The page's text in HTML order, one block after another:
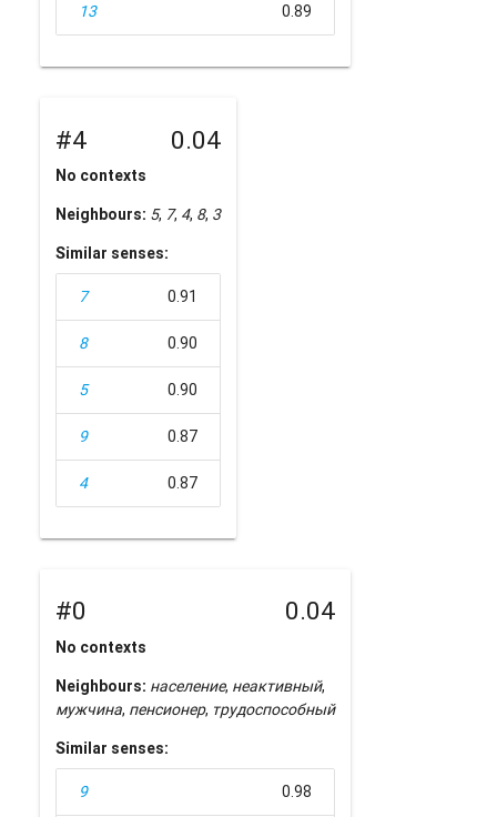
13 0.89
#4 0.04
No contexts
Neighbours: 5, 7, 4, 8, 3
Similar senses:
7 0.91
8 0.90
5 0.90
9 0.87
4 0.87
#0 0.04
No contexts
Neighbours: население, неактивный,
мужчина, пенсионер, трудоспособный
Similar senses:
9 0.98